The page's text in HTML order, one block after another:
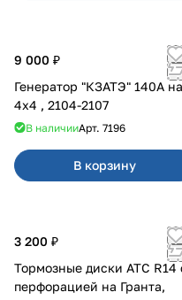
9 000 ₽
Генератор "КЗАТЭ" 140А на
4x4 , 2104-2107
В наличииАрт. 7196
В корзину
3 200 ₽
Тормозные диски АТС R14
перфорацией на Гранта,